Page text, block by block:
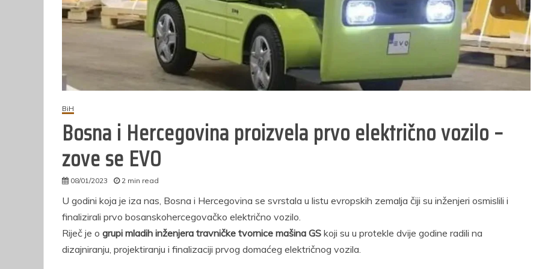
BiH
Bosna i Hercegovina proizvela prvo električno vozilo –
zove se EVO
08/01/2023
2 min read
U godini koja je iza nas, Bosna i Hercegovina se svrstala u listu evropskih zemalja čiji su inženjeri osmislili i
finalizirali prvo bosanskohercegovačko električno vozilo.
Riječ je o grupi mladih inženjera travničke tvornice mašina GS koji su u protekle dvije godine radili na
dizajniranju, projektiranju i finalizaciji prvog domaćeg električnog vozila.
odnos u Sudsku
policiju u Federaciji
Bosne i
Hercegovine
25/02/2026
10 min read
volonterskog rada
u Općini Prozor za
2026. godinu
29/05/2026
2 min read